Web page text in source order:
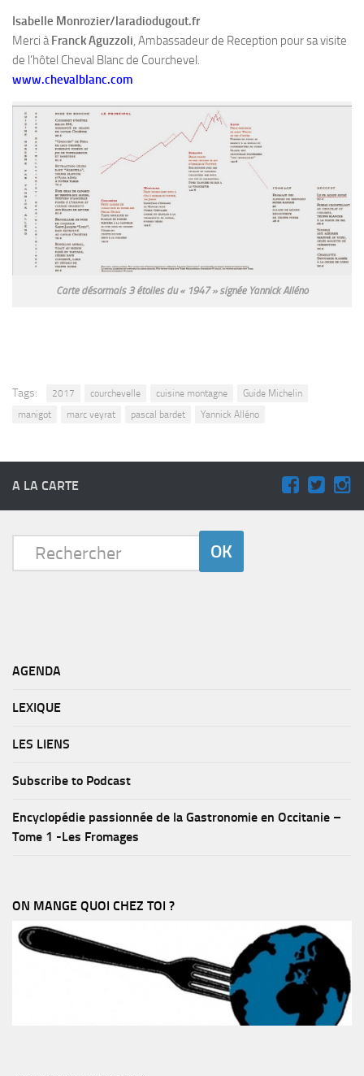
Isabelle Monrozier/laradiodugout.fr
Merci àFranck Aguzzoli, Ambassadeur de Reception pour sa visite
de l’hôtel Cheval Blanc de Courchevel.
www.chevalblanc.com
Carte désormais 3 étoiles du « 1947 » signée Yannick Alléno
Tags: 2017 courchevelle cuisine montagne
Guide Michelin
manigot
marc veyrat pascal bardet Yannick Alléno
A LA CARTE
AGENDA
LEXIQUE
LES LIENS
Subscribe to Podcast
Encyclopédie passionnée de la Gastronomie en Occitanie –
Tome 1 -Les Fromages
ON MANGE QUOI CHEZ TOI ?